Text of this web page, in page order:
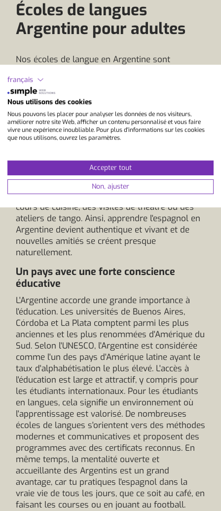
Écoles de langues
Argentine pour adultes
Nos écoles de langue en Argentine sont
la diversité. A Buenos Aires, tu découvres une
métropole vibrante de culture et de danse,
tandis que Córdoba ou Mendoza séduisent par
leur atmosphère estudiantine et leur quotidien
plus détendu. Les cours se déroulent en petits
groupes et s'appuient sur des méthodes
transmettent non seulement la langue, mais
aussi un aperçu de la vie argentine. De
nombreuses écoles de langue enrichissent les
cours par des activités culturelles comme des
cours de cuisine, des visites de théâtre ou des
ateliers de tango. Ainsi, apprendre l'espagnol en
Argentine devient authentique et vivant et de
nouvelles amitiés se créent presque
naturellement.
Un pays avec une forte conscience
éducative
L'Argentine accorde une grande importance à
l'éducation. Les universités de Buenos Aires,
Córdoba et La Plata comptent parmi les plus
anciennes et les plus renommées d'Amérique du
Sud. Selon l'UNESCO, l'Argentine est considérée
comme l'un des pays d'Amérique latine ayant le
taux d'alphabétisation le plus élevé. L'accès à
l'éducation est large et attractif, y compris pour
les étudiants internationaux. Pour les étudiants
en langues, cela signifie un environnement où
l'apprentissage est valorisé. De nombreuses
écoles de langues s'orientent vers des méthodes
modernes et communicatives et proposent des
programmes avec des certificats reconnus. En
même temps, la mentalité ouverte et
accueillante des Argentins est un grand
avantage, car tu pratiques l'espagnol dans la
vraie vie de tous les jours, que ce soit au café, en
faisant les courses ou en jouant au football.
français
Nous utilisons des cookies
Nous pouvons les placer pour analyser les données de nos visiteurs,
améliorer notre site Web, afficher un contenu personnalisé et vous faire
vivre une expérience inoubliable. Pour plus d'informations sur les cookies
que nous utilisons, ouvrez les paramètres.
Accepter tout
Non, ajuster